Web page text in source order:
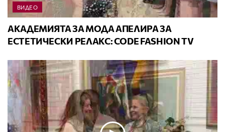
ВИДЕО
АКАДЕМИЯТА ЗА МОДА АПЕЛИРА ЗА
ЕСТЕТИЧЕСКИ РЕЛАКС: CODE FASHION TV